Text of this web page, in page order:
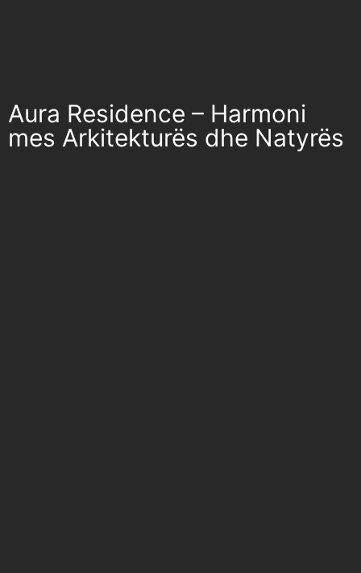
Aura Residence – Harmoni
mes Arkitekturës dhe Natyrës
Aura Residence – Harmoni
mes Arkitekturës dhe Natyrës